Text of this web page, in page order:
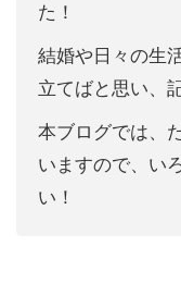
た！
結婚や日々の生
立てばと思い、
本ブログでは、
いますので、い
い！